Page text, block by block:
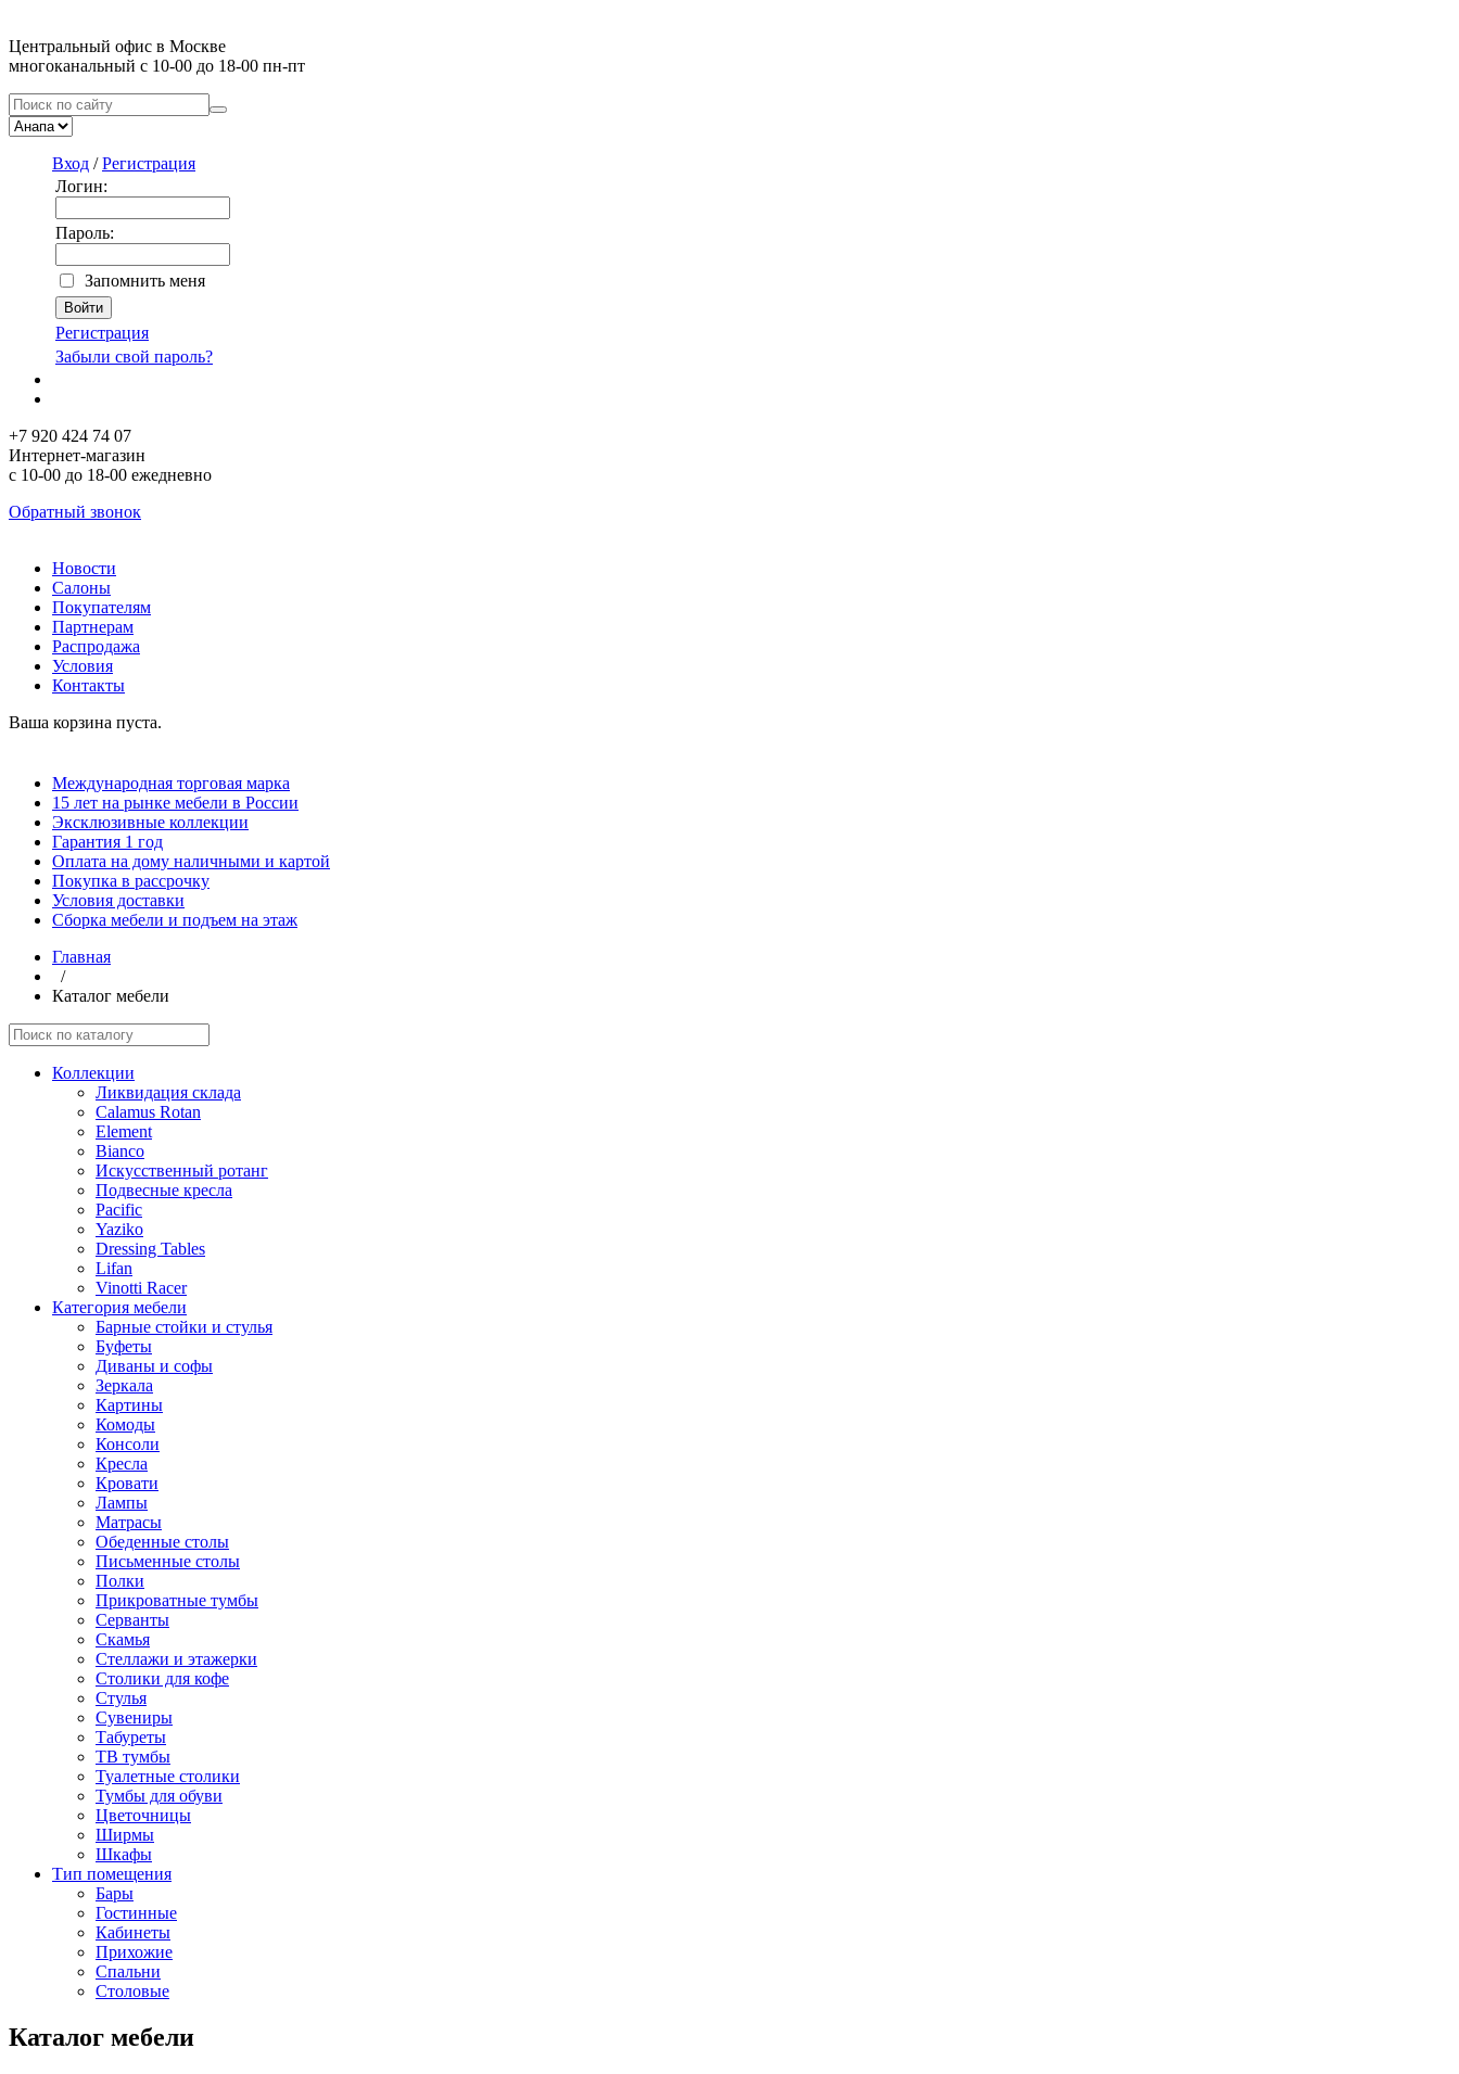
Центральный офис в Москве
многоканальный с 10-00 до 18-00 пн-пт
Вход /Регистрация
Логин:
Пароль:
Запомнить меня
Регистрация
Забыли свой пароль?
+7 920 424 74 07
Интернет-магазин
с 10-00 до 18-00 ежедневно
Обратный звонок
Новости
Салоны
Покупателям
Партнерам
Распродажа
Условия
Контакты
Ваша корзина пуста.
Международная торговая марка
15 лет на рынке мебели в России
Эксклюзивные коллекции
Гарантия 1 год
Оплата на дому наличными и картой
Покупка в рассрочку
Условия доставки
Сборка мебели и подъем на этаж
Главная
/
Каталог мебели
Коллекции
Ликвидация склада
Calamus Rotan
Element
Bianco
Искусственный ротанг
Подвесные кресла
Pacific
Yaziko
Dressing Tables
Lifan
Vinotti Racer
Категория мебели
Барные стойки и стулья
Буфеты
Диваны и софы
Зеркала
Картины
Комоды
Консоли
Кресла
Кровати
Лампы
Матрасы
Обеденные столы
Письменные столы
Полки
Прикроватные тумбы
Серванты
Скамья
Стеллажи и этажерки
Столики для кофе
Стулья
Сувениры
Табуреты
ТВ тумбы
Туалетные столики
Тумбы для обуви
Цветочницы
Ширмы
Шкафы
Тип помещения
Бары
Гостинные
Кабинеты
Прихожие
Спальни
Столовые
Каталог мебели